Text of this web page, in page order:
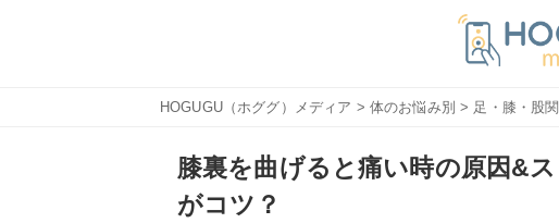
HOGUGU（ホググ）メディア > 体のお悩み別 > 足・膝・股
膝裏を曲げると痛い時の原因&
がコツ？